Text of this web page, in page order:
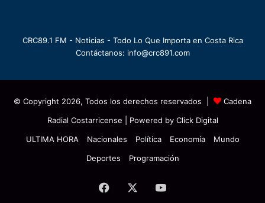
CRC89.1 FM - Noticias - Todo Lo Que Importa en Costa Rica
Contáctanos: info@crc891.com
© Copyright 2026, Todos los derechos reservados |
Cadena
Radial Costarricense | Powered by Click Digital
ULTIMA HORA
Nacionales Política Economía
Mundo
Deportes
Programación
Facebook